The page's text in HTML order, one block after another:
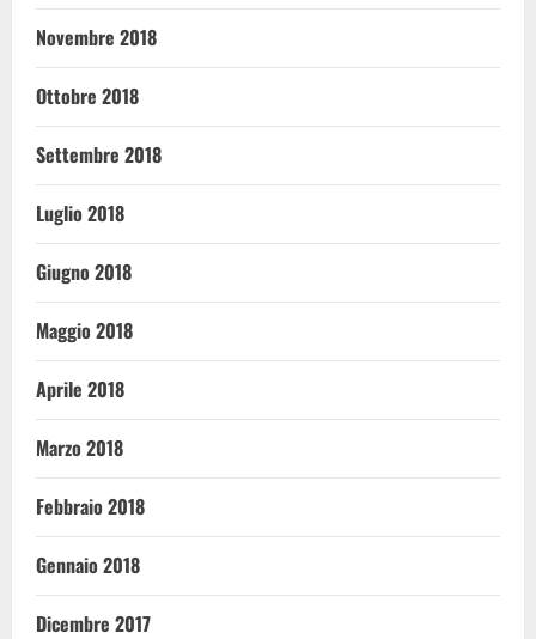
Novembre 2018
Ottobre 2018
Settembre 2018
Luglio 2018
Giugno 2018
Maggio 2018
Aprile 2018
Marzo 2018
Febbraio 2018
Gennaio 2018
Dicembre 2017